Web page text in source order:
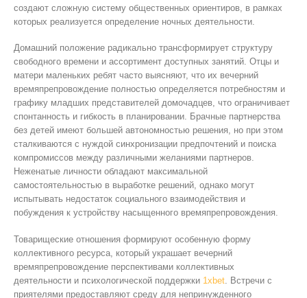
создают сложную систему общественных ориентиров, в рамках
которых реализуется определение ночных деятельности.
Домашний положение радикально трансформирует структуру
свободного времени и ассортимент доступных занятий. Отцы и
матери маленьких ребят часто выясняют, что их вечерний
времяпрепровождение полностью определяется потребностям и
графику младших представителей домочадцев, что ограничивает
спонтанность и гибкость в планировании. Брачные партнерства
без детей имеют большей автономностью решения, но при этом
сталкиваются с нуждой синхронизации предпочтений и поиска
компромиссов между различными желаниями партнеров.
Неженатые личности обладают максимальной
самостоятельностью в выработке решений, однако могут
испытывать недостаток социального взаимодействия и
побуждения к устройству насыщенного времяпрепровождения.
Товарищеские отношения формируют особенную форму
коллективного ресурса, который украшает вечерний
времяпрепровождение перспективами коллективных
деятельности и психологической поддержки 1хbet . Встречи с
приятелями предоставляют среду для непринужденного